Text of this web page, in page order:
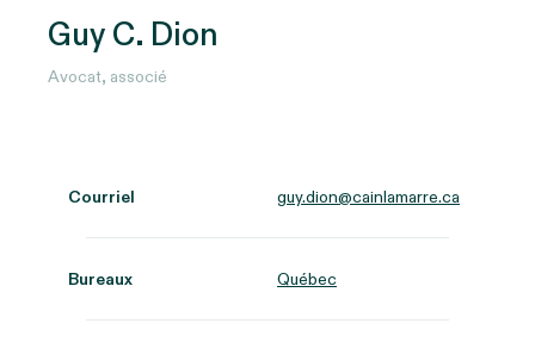
Guy C. Dion
Avocat, associé
Courriel guy.dion@cainlamarre.ca
Bureaux Québec